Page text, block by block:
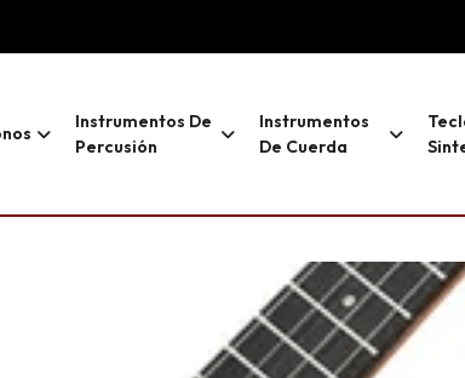
Instrumentos De
Percusión
Instrumentos
De Cuerda